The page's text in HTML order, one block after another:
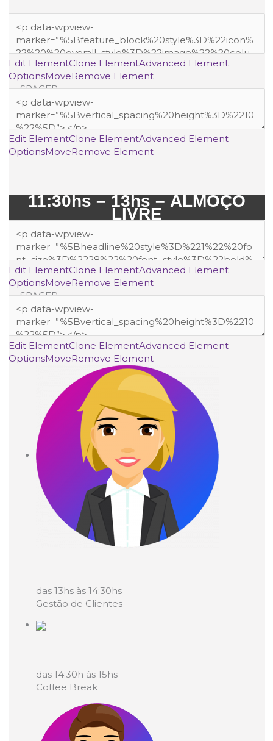
Edit ElementClone ElementAdvanced Element
OptionsMoveRemove Element
— SPACER —
Edit ElementClone ElementAdvanced Element
OptionsMoveRemove Element
11:30hs – 13hs – ALMOÇO
LIVRE
Edit ElementClone ElementAdvanced Element
OptionsMoveRemove Element
— SPACER —
Edit ElementClone ElementAdvanced Element
OptionsMoveRemove Element
das 13hs às 14:30hs
Gestão de Clientes
das 14:30h às 15hs
Coffee Break